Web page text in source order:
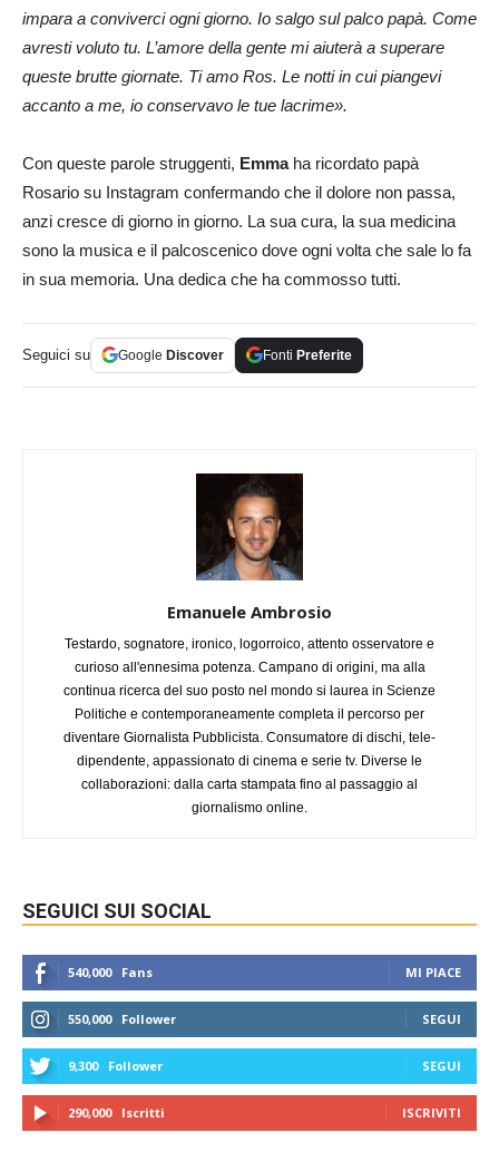
impara a conviverci ogni giorno. Io salgo sul palco papà. Come
avresti voluto tu. L’amore della gente mi aiuterà a superare
queste brutte giornate. Ti amo Ros. Le notti in cui piangevi
accanto a me, io conservavo le tue lacrime».
Con queste parole struggenti, Emmaha ricordato papà
Rosario su Instagram confermando che il dolore non passa,
anzi cresce di giorno in giorno. La sua cura, la sua medicina
sono la musica e il palcoscenico dove ogni volta che sale lo fa
in sua memoria. Una dedica che ha commosso tutti.
Seguici su Google Discover Fonti Preferite
Emanuele Ambrosio
Testardo, sognatore, ironico, logorroico, attento osservatore e
curioso all'ennesima potenza. Campano di origini, ma alla
continua ricerca del suo posto nel mondo si laurea in Scienze
Politiche e contemporaneamente completa il percorso per
diventare Giornalista Pubblicista. Consumatore di dischi, tele-
dipendente, appassionato di cinema e serie tv. Diverse le
collaborazioni: dalla carta stampata fino al passaggio al
giornalismo online.
SEGUICI SUI SOCIAL
540,000 Fans MI PIACE
550,000 Follower SEGUI
9,300 Follower SEGUI
290,000 Iscritti ISCRIVITI